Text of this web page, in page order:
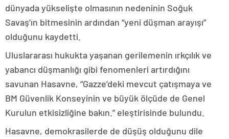
dünyada yükselişte olmasının nedeninin Soğuk
Savaş’ın bitmesinin ardından “yeni düşman arayışı”
olduğunu kaydetti.
Uluslararası hukukta yaşanan gerilemenin ırkçılık ve
yabancı düşmanlığı gibi fenomenleri artırdığını
savunan Hasavne, “Gazze’deki mevcut çatışmaya ve
BM Güvenlik Konseyinin ve büyük ölçüde de Genel
Kurulun etkisizliğine bakın.” eleştirisinde bulundu.
Hasavne, demokrasilerde de düşüş olduğunu dile